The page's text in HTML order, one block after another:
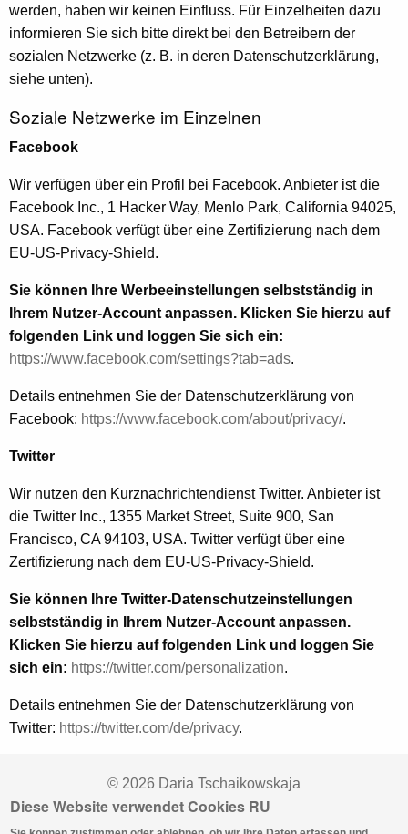
werden, haben wir keinen Einfluss. Für Einzelheiten dazu
informieren Sie sich bitte direkt bei den Betreibern der
sozialen Netzwerke (z. B. in deren Datenschutzerklärung,
siehe unten).
Soziale Netzwerke im Einzelnen
Facebook
Wir verfügen über ein Profil bei Facebook. Anbieter ist die
Facebook Inc., 1 Hacker Way, Menlo Park, California 94025,
USA. Facebook verfügt über eine Zertifizierung nach dem
EU-US-Privacy-Shield.
Sie können Ihre Werbeeinstellungen selbstständig in
Ihrem Nutzer-Account anpassen. Klicken Sie hierzu auf
folgenden Link und loggen Sie sich ein:
https://www.facebook.com/settings?tab=ads.
Details entnehmen Sie der Datenschutzerklärung von
Facebook: https://www.facebook.com/about/privacy/.
Twitter
Wir nutzen den Kurznachrichtendienst Twitter. Anbieter ist
die Twitter Inc., 1355 Market Street, Suite 900, San
Francisco, CA 94103, USA. Twitter verfügt über eine
Zertifizierung nach dem EU-US-Privacy-Shield.
Sie können Ihre Twitter-Datenschutzeinstellungen
selbstständig in Ihrem Nutzer-Account anpassen.
Klicken Sie hierzu auf folgenden Link und loggen Sie
sich ein: https://twitter.com/personalization.
Details entnehmen Sie der Datenschutzerklärung von
Twitter: https://twitter.com/de/privacy.
© 2026 Daria Tschaikowskaja
Data Privacy
Diese Website verwendet Cookies RU